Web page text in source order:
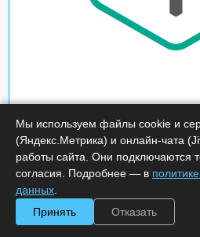
Мы используем файлы cookie и
(Яндекс.Метрика) и онлайн-чата
работы сайта. Они подключаются
согласия. Подробнее — в
данных
Принять
Отказать